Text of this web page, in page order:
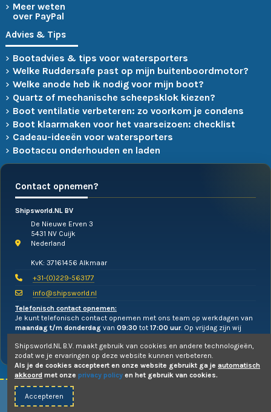
Meer weten
over PayPal
Advies & Tips
Bootadvies & tips voor watersporters
Welke Ruddersafe past op mijn buitenboordmotor?
Welke anode heb ik nodig voor mijn boot?
Quartz of mechanische scheepsklok kiezen?
Boot ventilatie verbeteren: zo voorkom je condens
Boot klaarmaken voor het vaarseizoen: checklist
Cadeau-ideeën voor watersporters
Bootaccu onderhouden en laden
Contact opnemen?
Shipsworld.NL BV
De Nieuwe Erven 3
5431 NV Cuijk
Nederland
KvK: 37161456 Alkmaar
+31-(0)229-563177
info@shipsworld.nl
Telefonisch contact opnemen:
Je kunt telefonisch contact opnemen met ons team op werkdagen van
maandag t/m donderdag van 09:30 tot 17:00 uur. Op vrijdag zijn wij
© 2010-2026 -
Shipsworld.NL B.V. maakt gebruik van cookies en andere technologieën,
zodat we je ervaringen op deze website kunnen verbeteren.
Als je de cookies accepteert en onze website gebruikt ga je automatisch
akkoord met onze privacy policy en het gebruik van cookies.
Accepteren